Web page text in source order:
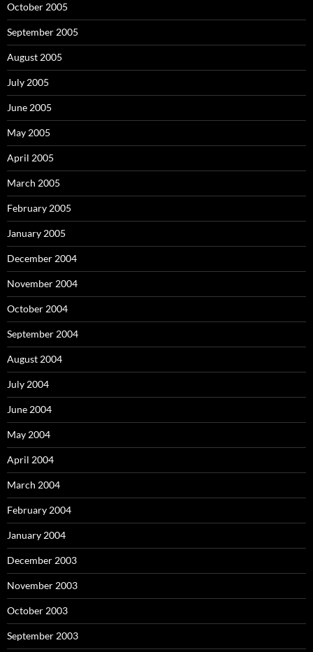
October 2005
September 2005
August 2005
July 2005
June 2005
May 2005
April 2005
March 2005
February 2005
January 2005
December 2004
November 2004
October 2004
September 2004
August 2004
July 2004
June 2004
May 2004
April 2004
March 2004
February 2004
January 2004
December 2003
November 2003
October 2003
September 2003